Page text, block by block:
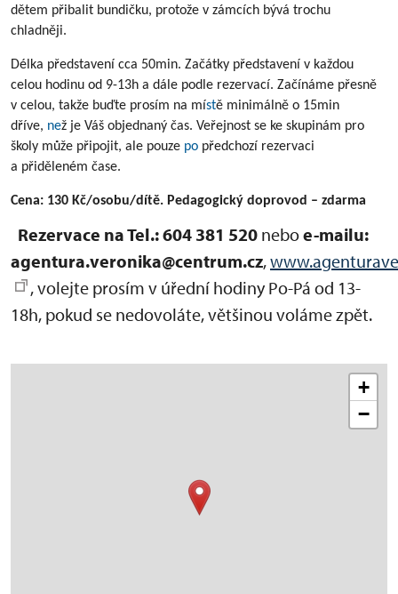
dětem přibalit bundičku, protože v zámcích bývá trochu
chladněji.
Délka představení cca 50min. Začátky představení v každou
celou hodinu od 9-13h a dále podle rezervací. Začínáme přesně
v celou, takže buďte prosím na místě minimálně o 15min
dříve, než je Váš objednaný čas. Veřejnost se ke skupinám pro
školy může připojit, ale pouze po předchozí rezervaci
a přiděleném čase.
Cena: 130 Kč/osobu/dítě. Pedagogický doprovod – zdarma
Rezervace na Tel.: 604 381 520 neboe-mailu:
agentura.veronika@centrum.cz,
, volejte prosím v úřední hodiny Po-Pá od 13-
18h, pokud se nedovoláte, většinou voláme zpět.
+
−